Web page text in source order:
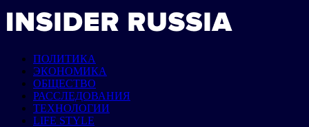
ПОЛИТИКА
ЭКОНОМИКА
ОБЩЕСТВО
РАССЛЕДОВАНИЯ
ТЕХНОЛОГИИ
LIFE STYLE